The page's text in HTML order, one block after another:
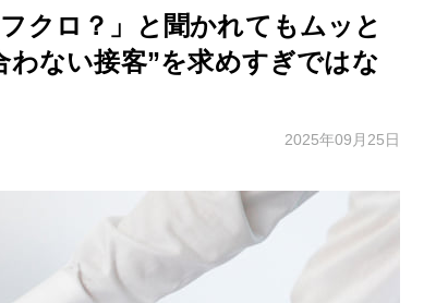
クロ？」と聞かれてもムッと
ない接客”を求めすぎではな
2025年09月25日